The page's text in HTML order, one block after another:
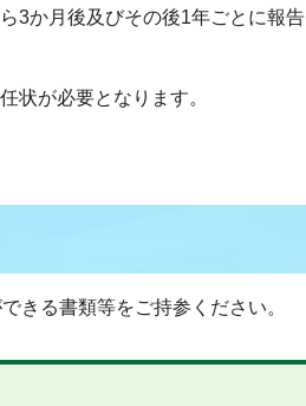
3か月後及びその後1年ごとに報告
状が必要となります。
きる書類等をご持参ください。